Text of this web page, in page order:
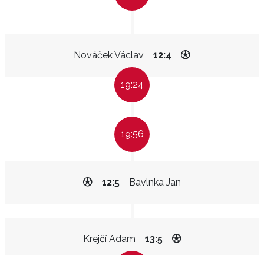
Nováček Václav 12:4
19:24
19:56
Bavlnka Jan
12:5
Krejčí Adam 13:5